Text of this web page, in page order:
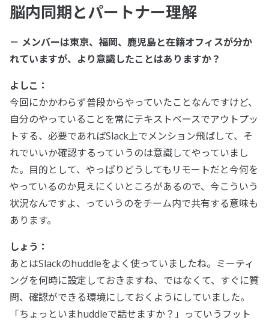
脳内同期とパートナー理解
－ メンバーは東京、福岡、鹿児島と在籍オフィスが分か
れていますが、より意識したことはありますか？
よしこ：
今回にかかわらず普段からやっていたことなんですけど、
自分のやっていることを常にテキストベースでアウトプッ
トする、必要であればSlack上でメンション飛ばして、そ
れでいいか確認するっていうのは意識してやっていまし
た。目的として、やっぱりどうしてもリモートだと今何を
やっているのか見えにくいところがあるので、今こういう
状況なんですよ、っていうのをチーム内で共有する意味も
あります。
しょう：
あとはSlackのhuddleをよく使っていましたね。ミーティ
ングを何時に設定しておきますね、ではなくて、すぐに質
問、確認ができる環境にしておくようにしていました。
「ちょっといまhuddleで話せますか？」っていうフット